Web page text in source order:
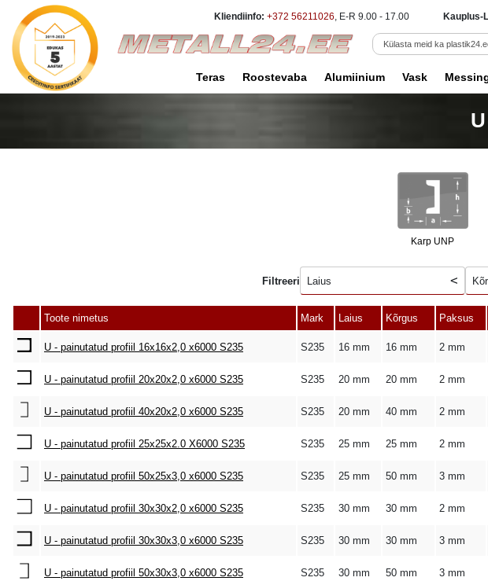
Kliendiinfo: +372 56211026, E-R 9.00 - 17.00 Kauplus-
Külasta meid ka
Teras Roostevaba Alumiinium Vask
Karp UNP
Filtreeri Laius
Toote nimetus Mark Laius Kõrgus Paksus
U - painutatud profiil 16x16x2,0 x6000 S235 S235 16 mm 16 mm 2 mm
U - painutatud profiil 20x20x2,0 x6000 S235 S235 20 mm 20 mm 2 mm
U - painutatud profiil 40x20x2,0 x6000 S235 S235 20 mm 40 mm 2 mm
U - painutatud profiil 25x25x2.0 X6000 S235 S235 25 mm 25 mm 2 mm
U - painutatud profiil 50x25x3,0 x6000 S235 S235 25 mm 50 mm 3 mm
U - painutatud profiil 30x30x2,0 x6000 S235 S235 30 mm 30 mm 2 mm
U - painutatud profiil 30x30x3,0 x6000 S235 S235 30 mm 30 mm 3 mm
U - painutatud profiil 50x30x3,0 x6000 S235 S235 30 mm 50 mm 3 mm